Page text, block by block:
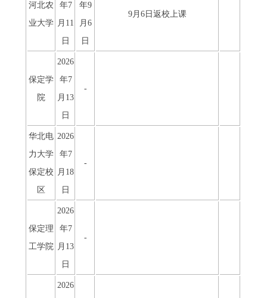
河北农
业大学
年7
月11
日
年9
月6
日
9月6日返校上课
保定学
院
2026
年7
月13
日
-
华北电
力大学
保定校
区
2026
年7
月18
日
-
保定理
工学院
2026
年7
月13
日
-
2026